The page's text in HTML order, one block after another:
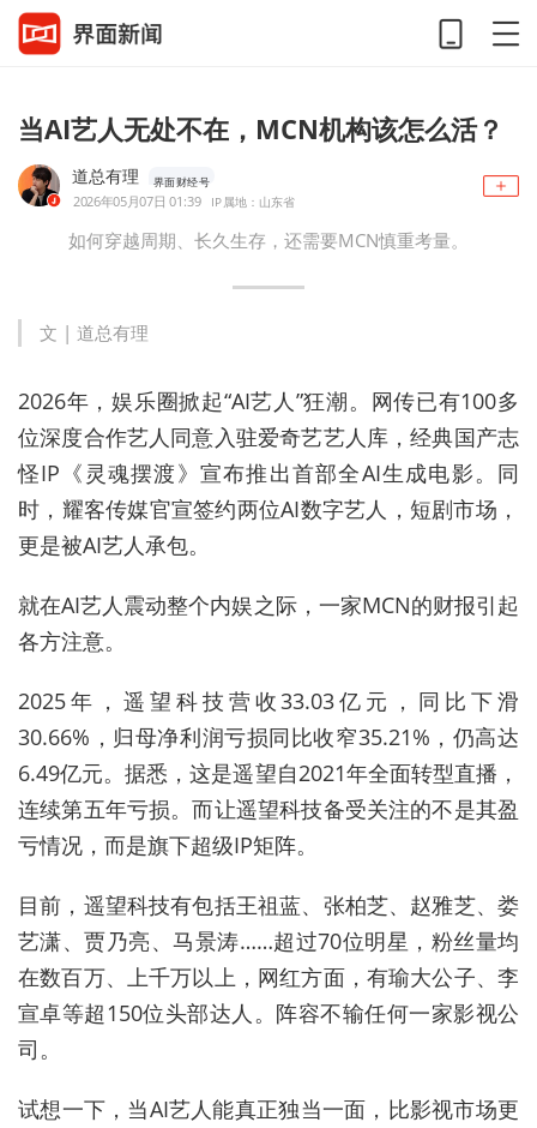
当AI艺人无处不在，MCN机构该怎么活？
道总有理 界面财经号
2026年05月07日 01:39 IP属地：山东省
如何穿越周期、长久生存，还需要MCN慎重考量。
文 | 道总有理
2026年，娱乐圈掀起“AI艺人”狂潮。网传已有100多
位深度合作艺人同意入驻爱奇艺艺人库，经典国产志
怪IP《灵魂摆渡》宣布推出首部全AI生成电影。同
时，耀客传媒官宣签约两位AI数字艺人，短剧市场，
更是被AI艺人承包。
就在AI艺人震动整个内娱之际，一家MCN的财报引起
各方注意。
2025年，遥望科技营收33.03亿元，同比下滑
30.66%，归母净利润亏损同比收窄35.21%，仍高达
6.49亿元。据悉，这是遥望自2021年全面转型直播，
连续第五年亏损。而让遥望科技备受关注的不是其盈
亏情况，而是旗下超级IP矩阵。
目前，遥望科技有包括王祖蓝、张柏芝、赵雅芝、娄
艺潇、贾乃亮、马景涛……超过70位明星，粉丝量均
在数百万、上千万以上，网红方面，有瑜大公子、李
宣卓等超150位头部达人。阵容不输任何一家影视公
司。
试想一下，当AI艺人能真正独当一面，比影视市场更